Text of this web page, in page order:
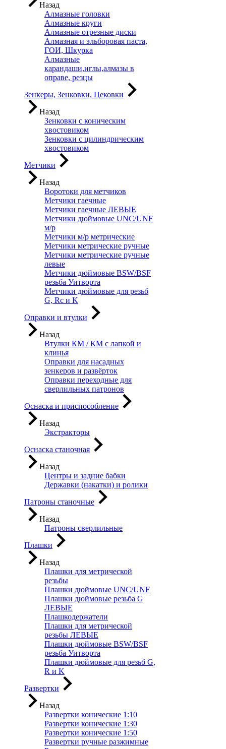
Назад
Алмазные головки
Алмазные круги
Алмазные отрезные диски
Алмазная и эльборовая паста,
ГОИ, Шкурка
Алмазные
карандаши,иглы,алмазы в
оправе, резцы
Зенкеры, Зенковки, Цековки
Назад
Зенковки с коническим
хвостовиком
Зенковки с цилиндрическим
хвостовиком
Метчики
Назад
Воротоки для метчиков
Метчики гаечные
Метчики гаечные ЛЕВЫЕ
Метчики дюймовые UNC/UNF
м/р
Метчики м/р метрические
Метчики метрические ручные
Метчики метрические ручные
левые
Метчики дюймовые BSW/BSF
резьба Уитворта
Метчики дюймовые для резьб
G, Rc и K
Оправки и втулки
Назад
Втулки КМ / КМ с лапкой и
клинья
Оправки для насадных
зенкеров и развёрток
Оправки переходные для
сверлильных патронов
Оснаска и приспособление
Назад
Экстракторы
Оснаска станочная
Назад
Центры и задние бабки
Державки (накатки) и ролики
Патроны станочные
Назад
Патроны сверлильные
Плашки
Назад
Плашки для метрической
резьбы
Плашки дюймовые UNC/UNF
Плашки дюймовые резьба G
ЛЕВЫЕ
Плашкодержатели
Плашки для метрической
резьбы ЛЕВЫЕ
Плашки дюймовые BSW/BSF
резьба Уитворта
Плашки дюймовые для резьб G,
R и K
Развертки
Назад
Развертки конические 1:10
Развертки конические 1:30
Развертки конические 1:50
Развертки ручные разжимные